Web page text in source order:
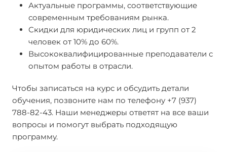
Актуальные программы, соответствующие
современным требованиям рынка.
Скидки для юридических лиц и групп от 2
человек от 10% до 60%.
Высококвалифицированные преподаватели с
опытом работы в отрасли.
Чтобы записаться на курс и обсудить детали
обучения, позвоните нам по телефону +7 (937)
788-82-43. Наши менеджеры ответят на все ваши
вопросы и помогут выбрать подходящую
программу.